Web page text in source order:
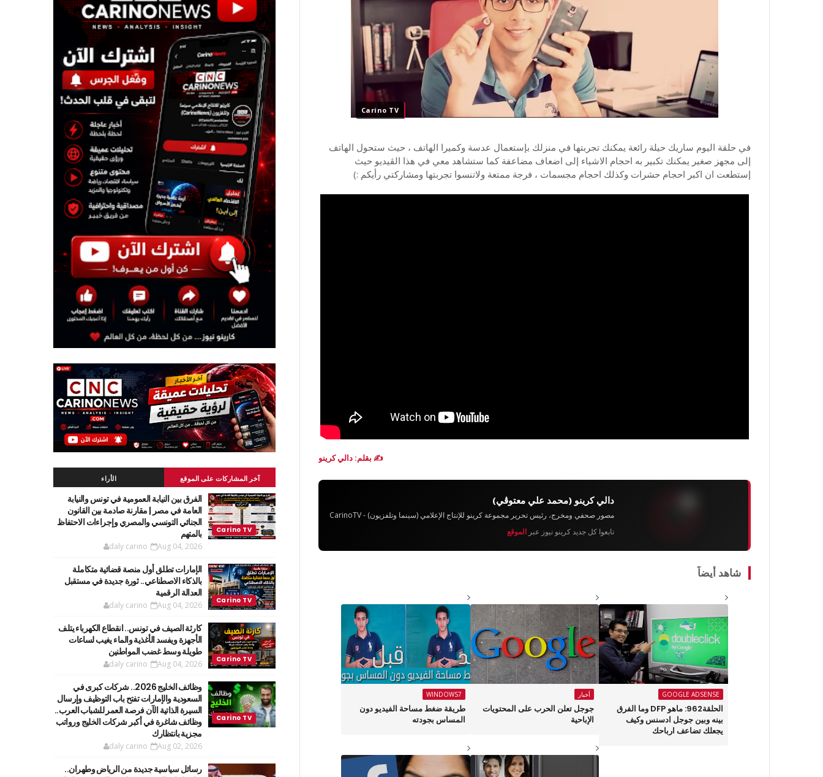
Carino TV
في حلقة اليوم ساريك حيلة رائعة يمكنك تجربتها في منزلك بإستعمال عدسة وكميرا الهاتف ، حيث ستحول الهاتف
إلى مجهز صغير يمكنك تكبير به احجام الاشياء إلى اضعاف مضاعفة كما ستشاهد معي في هذا الڤيديو حيث
إستطعت ان اكبر احجام حشرات وكذلك احجام مجسمات ، فرجة ممتعة ولاتنسوا تجربتها ومشاركتي رأيكم :)
✍️ بقلم: دالي كرينو
دالي كرينو (محمد علي معتوڨي)
مصور صحفي ومخرج، رئيس تحرير مجموعة كرينو للإنتاج الإعلامي (سينما وتلفزيون) - CarinoTV
تابعوا كل جديد كرينو نيوز عبرالموقع
شاهد أيضاً
GOOGLE ADSENSE
الحلقة962: ماهو DFP وما الفرق
بينه وبين جوجل ادسنس وكيف
يجعلك تضاعف ارباحك
أخبار
جوجل تعلن الحرب على المحتويات
الإباحية
WINDOWS7
طريقة ضغط مساحة الفيديو دون
المساس بجودته
آخر المشاركات على الموقع الأراء
الفرق بين النيابة العمومية في تونس والنيابة
العامة في مصر | مقارنة صادمة بين القانون
الجنائي التونسي والمصري وإجراءات الاحتفاظ
بالمتهم
daly carino Aug 04, 2026
الإمارات تطلق أول منصة قضائية متكاملة
بالذكاء الاصطناعي.. ثورة جديدة في مستقبل
العدالة الرقمية
daly carino Aug 04, 2026
كارثة الصيف في تونس.. انقطاع الكهرباء يتلف
الأجهزة ويفسد الأغذية والماء يغيب لساعات
طويلة وسط غضب المواطنين
daly carino Aug 04, 2026
وظائف الخليج 2026.. شركات كبرى في
السعودية والإمارات تفتح باب التوظيف وإرسال
السيرة الذاتية الآن فرصة العمر للشباب العرب..
وظائف شاغرة في أكبر شركات الخليج ورواتب
مجزية بانتظارك
daly carino Aug 02, 2026
رسائل سياسية جديدة من الرياض وطهران..